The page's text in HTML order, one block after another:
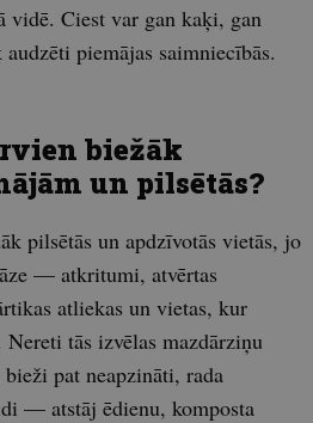
vidē. Ciest var gan kaķi, gan
piemājas saimniecībās.
biežāk
un pilsētās?
pilsētās un apdzīvotās vietās, jo
— atkritumi, atvērtas
atliekas un vietas, kur
tās izvēlas mazdārziņu
pat neapzināti, rada
— atstāj ēdienu, komposta